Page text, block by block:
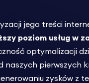
jego treści
poziom usług w
optymalizacji
pierwszych
zysków z